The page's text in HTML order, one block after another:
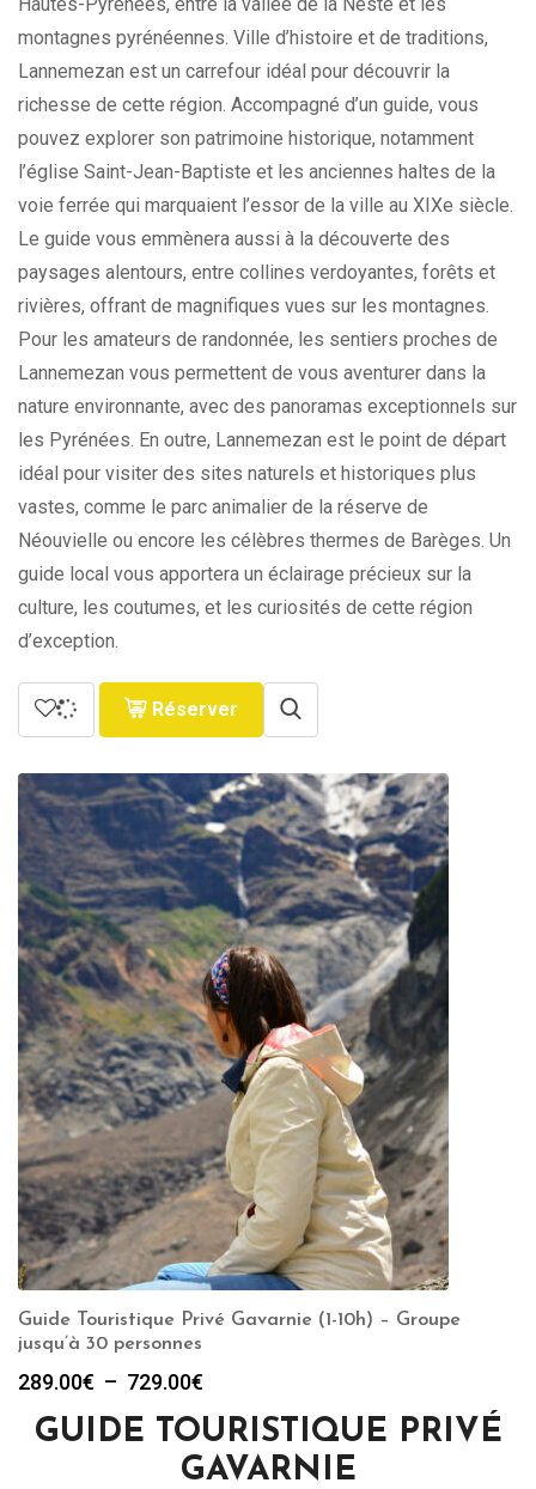
montagnes pyrénéennes. Ville d’histoire et de traditions,
Lannemezan est un carrefour idéal pour découvrir la
richesse de cette région. Accompagné d’un guide, vous
pouvez explorer son patrimoine historique, notamment
l’église Saint-Jean-Baptiste et les anciennes haltes de la
voie ferrée qui marquaient l’essor de la ville au XIXe siècle.
Le guide vous emmènera aussi à la découverte des
paysages alentours, entre collines verdoyantes, forêts et
rivières, offrant de magnifiques vues sur les montagnes.
Pour les amateurs de randonnée, les sentiers proches de
Lannemezan vous permettent de vous aventurer dans la
nature environnante, avec des panoramas exceptionnels sur
les Pyrénées. En outre, Lannemezan est le point de départ
idéal pour visiter des sites naturels et historiques plus
vastes, comme le parc animalier de la réserve de
Néouvielle ou encore les célèbres thermes de Barèges. Un
guide local vous apportera un éclairage précieux sur la
culture, les coutumes, et les curiosités de cette région
d’exception.
Réserver
Guide Touristique Privé Gavarnie (1-10h) – Groupe
jusqu’à 30 personnes
289.00€ – 729.00€
prix :
289.00€
GUIDE TOURISTIQUE PRIVÉ
GAVARNIE